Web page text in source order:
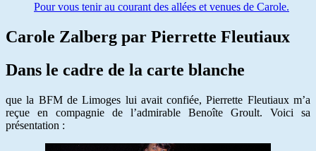
Pour vous tenir au courant des allées et venues de Carole.
Carole Zalberg par Pierrette Fleutiaux
Dans le cadre de la carte blanche
que la BFM de Limoges lui avait confiée, Pierrette Fleutiaux m’a
reçue en compagnie de l’admirable Benoîte Groult. Voici sa
présentation :